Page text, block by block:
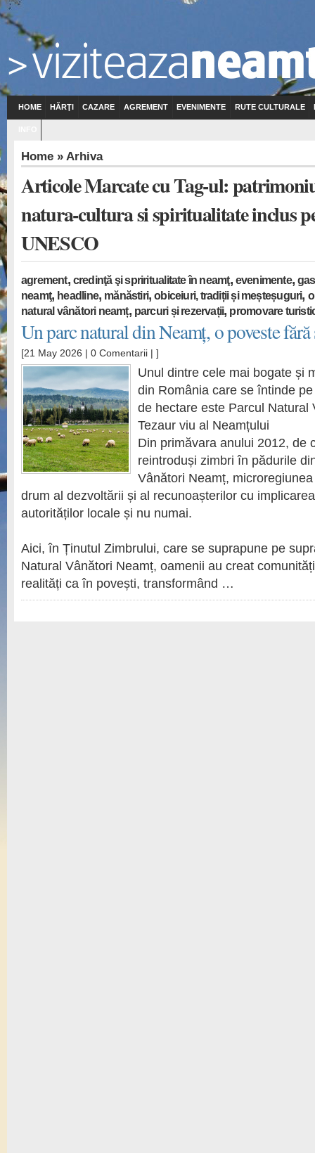
HOME HĂRŢI CAZARE AGREMENT EVENIMENTE RUTE CULTURALE
Home » Arhiva
Articole Marcate cu Tag-ul:
natura-cultura si spiritualitate inclus
UNESCO
agrement, credinţă şi spriritualitate în neamţ, evenimente,
neamţ, headline, mănăstiri,obiceiuri, tradiții și meșteșuguri,
natural vânători neamț, parcuri și rezervații, promovare
Un parc natural din Neamț, o poveste
[21 May 2026 | 0 Comentarii | ]
Unul dintre cele mai bogate și
din România care se întinde
de hectare este Parcul Natural
Tezaur viu al Neamțului
Din primăvara anului 2012, de
reintroduși zimbri în pădurile
Vânători Neamț,
drum al dezvoltării și al recunoașterilor cu
autorităților locale și nu numai.
Aici, în Ținutul Zimbrului, care se suprapune pe
Natural Vânători Neamț, oamenii au creat
realități ca în povești, transformând …